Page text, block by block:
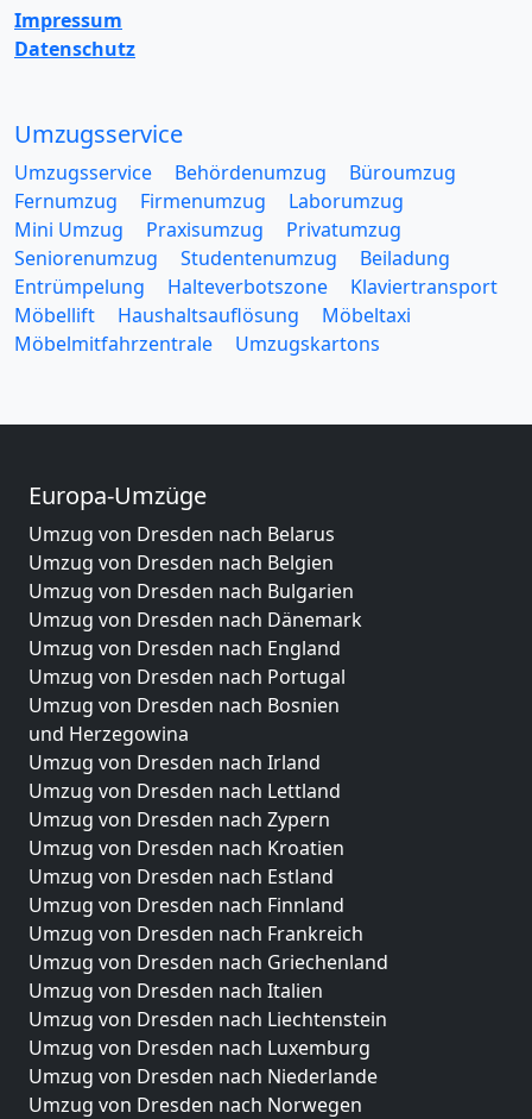
Impressum
Datenschutz
Umzugsservice
Umzugsservice Behördenumzug
Büroumzug
Fernumzug
Firmenumzug
Laborumzug
Mini Umzug
Praxisumzug
Privatumzug
Seniorenumzug
Studentenumzug
Beiladung
Entrümpelung
Halteverbotszone
Klaviertransport
Möbellift
Haushaltsauflösung
Möbeltaxi
Möbelmitfahrzentrale
Umzugskartons
Europa-Umzüge
Umzug von Dresden nach Belarus
Umzug von Dresden nach Belgien
Umzug von Dresden nach Bulgarien
Umzug von Dresden nach Dänemark
Umzug von Dresden nach England
Umzug von Dresden nach Portugal
Umzug von Dresden nach Bosnien
und Herzegowina
Umzug von Dresden nach Irland
Umzug von Dresden nach Lettland
Umzug von Dresden nach Zypern
Umzug von Dresden nach Kroatien
Umzug von Dresden nach Estland
Umzug von Dresden nach Finnland
Umzug von Dresden nach Frankreich
Umzug von Dresden nach Griechenland
Umzug von Dresden nach Italien
Umzug von Dresden nach Liechtenstein
Umzug von Dresden nach Luxemburg
Umzug von Dresden nach Niederlande
Umzug von Dresden nach Norwegen